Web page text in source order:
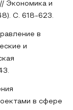
Экономика и
С. 618-623.
в
и
в сфере